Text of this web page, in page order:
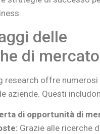
delle
di mercato
research offre numerosi
aziende. Questi
di opportunità di
Grazie alle ricerche